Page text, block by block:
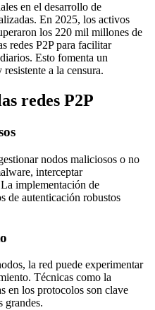
en el desarrollo de
En 2025, los activos
los 220 mil millones de
redes P2P para facilitar
Esto fomenta un
a la censura.
redes P2P
nodos maliciosos o no
interceptar
implementación de
de autenticación robustos
la red puede experimentar
Técnicas como la
en los protocolos son clave
grandes.